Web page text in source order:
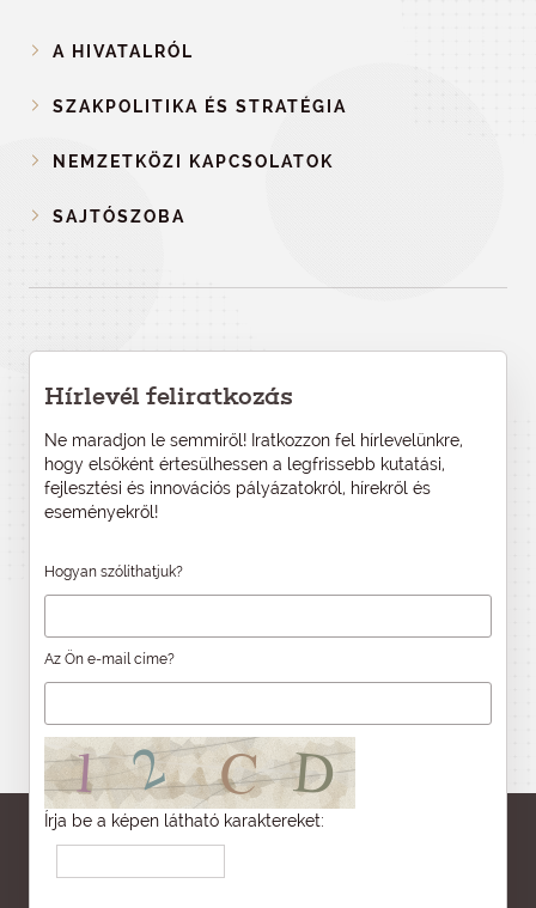
A HIVATALRÓL
SZAKPOLITIKA ÉS STRATÉGIA
NEMZETKÖZI KAPCSOLATOK
SAJTÓSZOBA
Hírlevél feliratkozás
Ne maradjon le semmiről! Iratkozzon fel hírlevelünkre,
hogy elsőként értesülhessen a legfrissebb kutatási,
fejlesztési és innovációs pályázatokról, hírekről és
eseményekről!
Hogyan szólíthatjuk?
Az Ön e-mail címe?
Írja be a képen látható karaktereket: